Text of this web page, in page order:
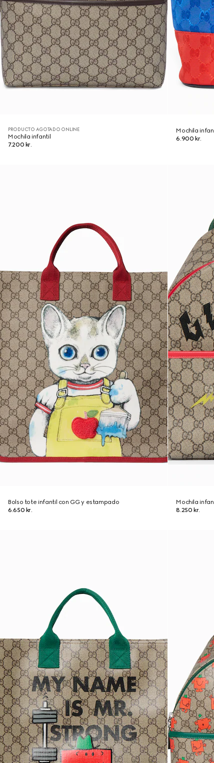
PRODUCTO AGOTADO ONLINE
Mochila infantil
7.200 kr.
Mochila
6.900 kr.
Bolso tote infantil con GG y estampado
6.650 kr.
Mochila
8.250 kr.